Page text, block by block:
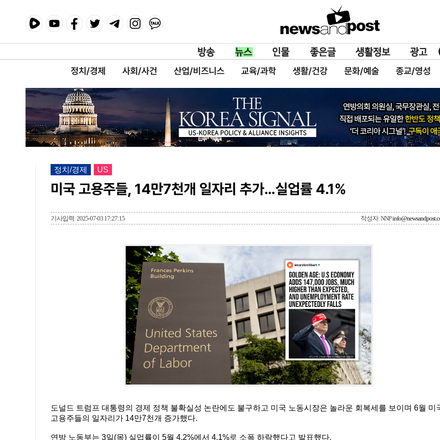
정치/경제 사회/사건 산업/비즈니스 교육/과학 생활/건강 문화/예술 종교/영성
정치/경제 US
미국 고용주들, 14만7천개 일자리 추가…실업률 4.1%
기사입력: 2025-07-03 17:27:15 작성자: NNP
도널드 트럼프 대통령의 경제 정책 불확실성 논란에도 불구하고 미국 노동시장은 놀라운 회복세를 보이며 6월 미
고용주들의 일자리가 14만7천개 증가했다.
연방 노동부는 3일(목) 실업률이 5월 4.2%에서 4.1%로 소폭 하락했다고 발표했다.